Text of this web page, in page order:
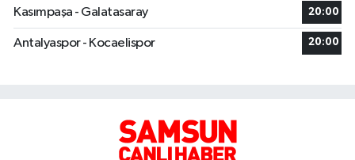
Kasımpaşa - Galatasaray 20:00
Antalyaspor - Kocaelispor 20:00